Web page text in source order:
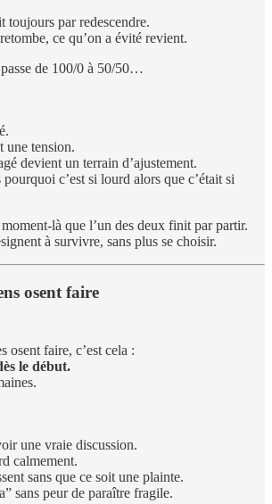
par redescendre.
ce qu’on a évité revient.
de 100/0 à 50/50…
une tension.
devient un terrain d’ajustement.
c’est si lourd alors que c’était si
là que l’un des deux finit par partir.
à survivre, sans plus se choisir.
osent faire
osent faire, c’est cela :
le début.
une vraie discussion.
calmement.
sans que ce soit une plainte.
sans peur de paraître fragile.